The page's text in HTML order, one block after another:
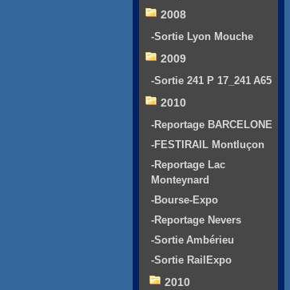
2008
-Sortie Lyon Mouche
2009
-Sortie 241 P 17_241 A65
2010
-Reportage BARCELONE
-FESTIRAIL Montluçon
-Reportage Lac
Monteynard
-Bourse-Expo
-Reportage Nevers
-Sortie Ambérieu
-Sortie RailExpo
2010